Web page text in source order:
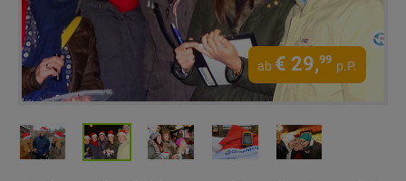
ab € 29,99 p.P.